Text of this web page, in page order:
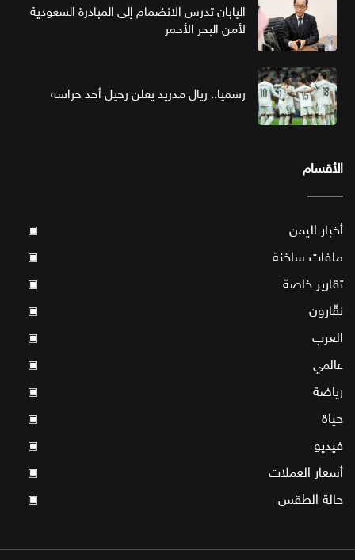
اليابان تدرس الانضمام إلى المبادرة السعودية
لأمن البحر الأحمر
رسميا.. ريال مدريد يعلن رحيل أحد حراسه
الأقسام
أخبار اليمن ▣
ملفات ساخنة ▣
تقارير خاصة ▣
نقّارون ▣
العرب ▣
عالمي ▣
رياضة ▣
حياة ▣
فيديو ▣
أسعار العملات ▣
حالة الطقس ▣